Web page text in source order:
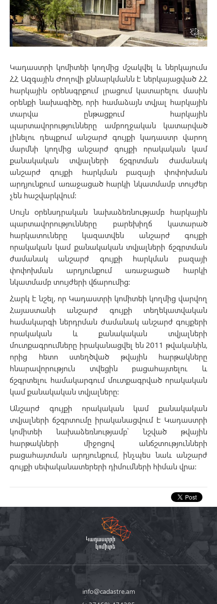
Կադաստրի կոմիտեի կողմից մշակվել և ներկայումս
ՀՀ Ազգային Ժողովի քննարկմանն է ներկայացված ՀՀ
հարկային օրենսգրքում լրացում կատարելու մասին
օրենքի նախագիծը, որի համաձայն տվյալ հարկային
տարվա ընթացքում հարկային
պարտավորությունները ամբողջական կատարված
լինելու դեպքում անշարժ գույքի կադաստր վարող
մարմնի կողմից անշարժ գույքի որակական կամ
քանակական տվյալների ճշգրտման ժամանակ
անշարժ գույքի հարկման բազայի փոփոխման
արդյունքում առաջացած հարկի նկատմամբ տույժեր
չեն հաշվարկվում։
Սույն օրենսդրական նախաձեռնությամբ հարկային
պարտավորությունները բարեխիղճ կատարած
հարկատուները կազատվեն անշարժ գույքի
որակական կամ քանակական տվյալների ճշգրտման
ժամանակ անշարժ գույքի հարկման բազայի
փոփոխման արդյունքում առաջացած հարկի
նկատմամբ տույժերի վճարումից։
Հարկ է նշել, որ Կադաստրի կոմիտեի կողմից վարվող
Հայաստանի անշարժ գույքի տեղեկատվական
համակարգի ներդրման ժամանակ անշարժ գույքերի
որակական և քանակական տվյալների
մուտքագրումները իրականացվել են 2011 թվականին,
որից հետո ստեղծված թվային հարթակները
հնարավորություն տվեցին բացահայտելու և
ճշգրտելու համակարգում մուտքագրված որակական
կամ քանակական տվյալները։
Անշարժ գույքի որակական կամ քանակական
տվյալների ճշգրտումը իրականացվում է Կադաստրի
կոմիտեի նախաձեռնությամբ՝ նշված թվային
հարթակների միջոցով անճշտությունների
բացահայտման արդյունքում, ինչպես նաև անշարժ
գույքի սեփականատերերի դիմումների հիման վրա։
info@cadastre.am